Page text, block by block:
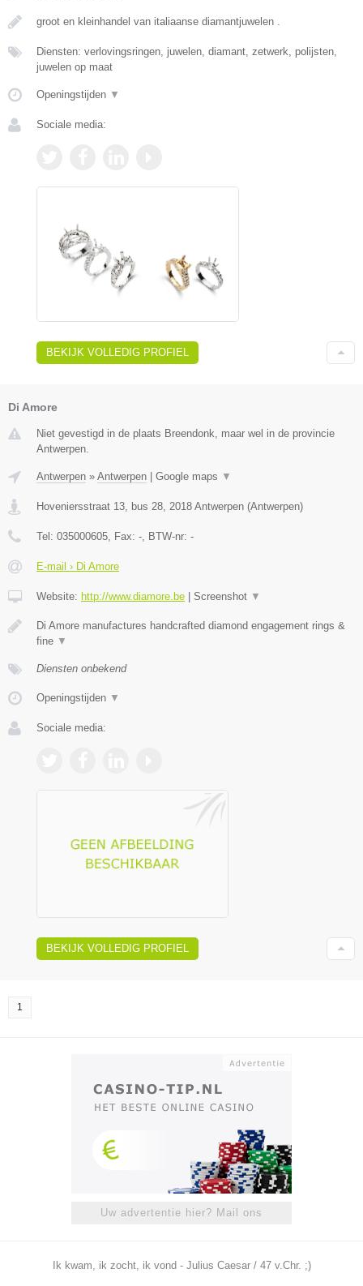
groot en kleinhandel van italiaanse diamantjuwelen .
Diensten: verlovingsringen, juwelen, diamant, zetwerk, polijsten,
juwelen op maat
Openingstijden ▼
Sociale media:
BEKIJK VOLLEDIG PROFIEL
Di Amore
Niet gevestigd in de plaats Breendonk, maar wel in de provincie
Antwerpen.
Antwerpen » Antwerpen | Google maps ▼
Hoveniersstraat 13, bus 28 2018 Antwerpen (Antwerpen)
Tel: 035000605 , Fax: - , BTW-nr: -
E-mail › Di Amore
Website: http://www.diamore.be | Screenshot ▼
Di Amore manufactures handcrafted diamond engagement rings &
fine ▼
Diensten onbekend
Openingstijden ▼
Sociale media:
BEKIJK VOLLEDIG PROFIEL
1
Uw advertentie hier? Mail ons
Ik kwam, ik zocht, ik vond - Julius Caesar / 47 v.Chr. ;)